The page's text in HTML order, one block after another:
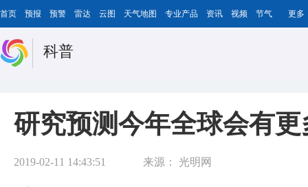
首页 预报 预警 雷达 云图 天气地图 专业产品 资讯 视频 节气 更多
科普
研究预测今年全球会有
2019-02-11 14:43:51 来源： 光明网